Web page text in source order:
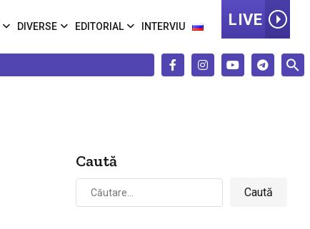
DIVERSE EDITORIAL INTERVIU LIVE
Caută
Caută
după: